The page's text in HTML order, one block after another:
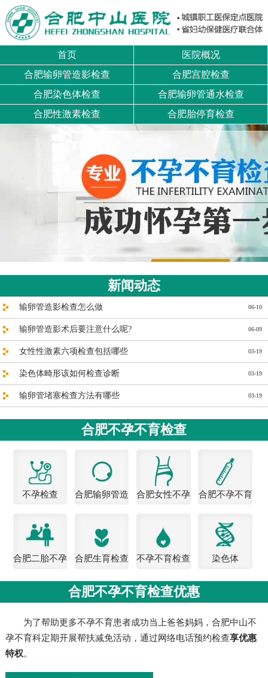
首页
医院概况
合肥输卵管造影检查
合肥宫腔检查
合肥染色体检查
合肥输卵管通水检查
合肥性激素检查
合肥胎停育检查
新闻动态
06-10
输卵管造影检查怎么做
06-09
输卵管造影术后要注意什么呢?
03-19
女性性激素六项检查包括哪些
03-19
染色体畸形该如何检查诊断
03-19
输卵管堵塞检查方法有哪些
合肥不孕不育检查
不孕检查
合肥输卵管造
合肥女性不孕
合肥不孕不育
合肥二胎不孕
合肥生育检查
不孕不育检查
染色体
合肥不孕不育检查优惠
为了帮助更多不孕不育患者成功当上爸爸妈妈，合肥中山不
孕不育科定期开展帮扶减免活动，通过网络电话预约检查享优惠
特权。